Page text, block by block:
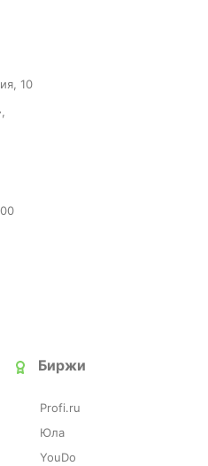
10
Биржи
Profi.ru
Юла
YouDo